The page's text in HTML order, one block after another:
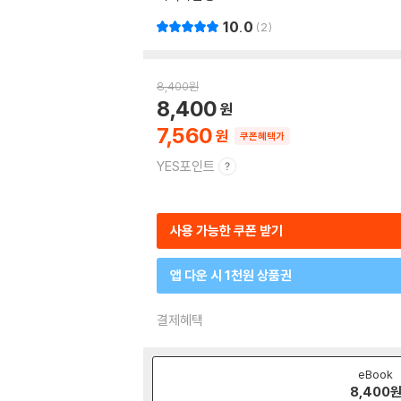
10.0 2
8,400원
7,560
8,400
쿠폰혜택가
YES포인트
사용 가능한 쿠폰 받기
앱 다운 시 1천원 상품권
결제혜택
eBook
8,400원